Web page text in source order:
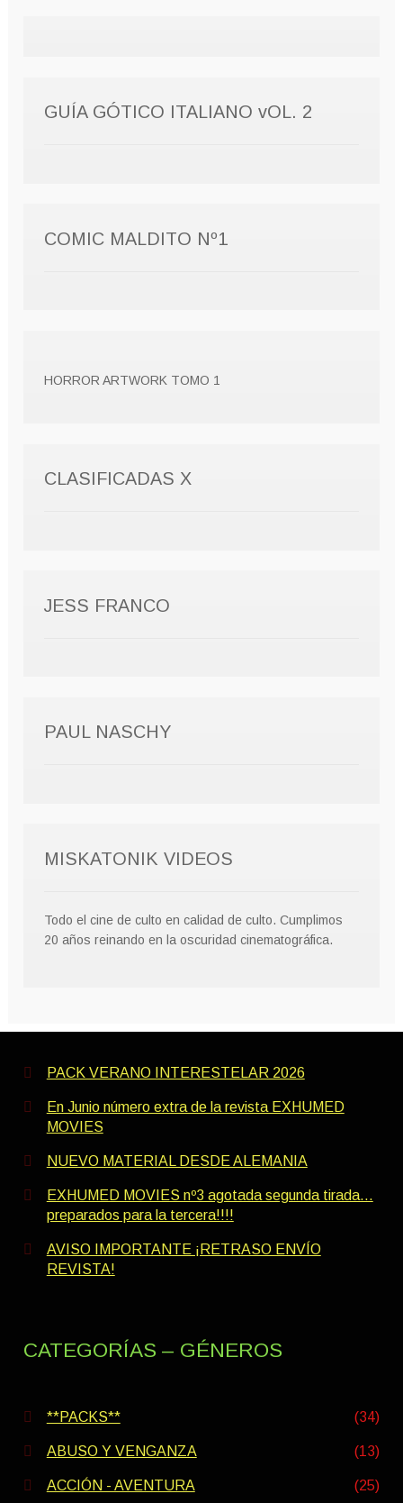
GUÍA GÓTICO ITALIANO vOL. 2
COMIC MALDITO Nº1
HORROR ARTWORK TOMO 1
CLASIFICADAS X
JESS FRANCO
PAUL NASCHY
MISKATONIK VIDEOS
Todo el cine de culto en calidad de culto. Cumplimos
20 años reinando en la oscuridad cinematográfica.
PACK VERANO INTERESTELAR 2026
En Junio número extra de la revista EXHUMED
MOVIES
NUEVO MATERIAL DESDE ALEMANIA
EXHUMED MOVIES nº3 agotada segunda tirada…
preparados para la tercera!!!!
AVISO IMPORTANTE ¡RETRASO ENVÍO
REVISTA!
CATEGORÍAS – GÉNEROS
**PACKS** (34)
ABUSO Y VENGANZA (13)
ACCIÓN - AVENTURA (25)